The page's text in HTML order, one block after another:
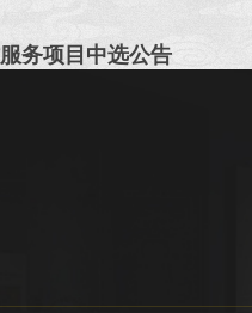
务项目中选公告